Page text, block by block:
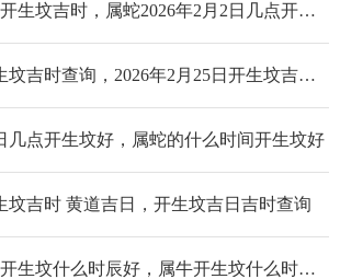
2026年2月2日属蛇开生坟吉时，属蛇2026年2月2日几点开生坟好
2026年2月25日开生坟吉时查询，2026年2月25日开生坟吉时是几点_哪个时辰好
几点开生坟好，属蛇的什么时间开生坟好
坟吉时 黄道吉日，开生坟吉日吉时查询
属牛2026年2月4日开生坟什么时辰好，属牛开生坟什么时辰好